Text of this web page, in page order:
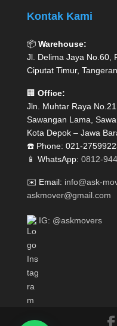
Kontak Kami
📦 Warehouse:
Jl. Delima Jaya No.60,
Ciputat Timur,
🏢 Office:
Jln. Muhtar Raya No.21,
Sawangan Lama,
Kota Depok – Jawa
☎️ Phone: 021-
📱 WhatsApp: 0812-
✉️ Email: info@ask-
askmover@gmail.com
IG: @askmovers